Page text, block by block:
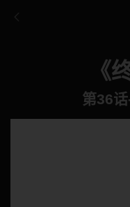
《
第36